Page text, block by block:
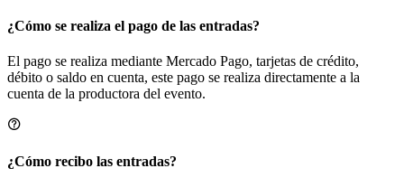
¿Cómo se realiza el pago de las entradas?
El pago se realiza mediante Mercado Pago, tarjetas de crédito,
débito o saldo en cuenta, este pago se realiza directamente a la
cuenta de la productora del evento.
¿Cómo recibo las entradas?